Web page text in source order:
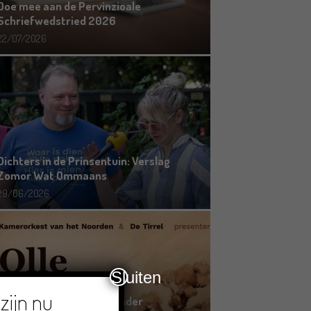
mee aan de Pervinzioale
2026
07/2026
in de Prinsentuin: Verslag
Wat Ommaans
06/2026
Crowdfunding voor bijzonder
nu
Sluiten